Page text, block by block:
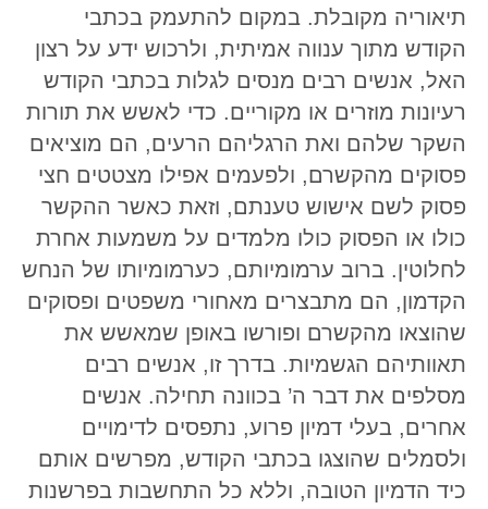
תיאוריה מקובלת. במקום להתעמק בכתבי
הקודש מתוך ענווה אמיתית, ולרכוש ידע על רצון
האל, אנשים רבים מנסים לגלות בכתבי הקודש
רעיונות מוזרים או מקוריים. כדי לאשש את תורות
השקר שלהם ואת הרגליהם הרעים, הם מוציאים
פסוקים מהקשרם, ולפעמים אפילו מצטטים חצי
פסוק לשם אישוש טענתם, וזאת כאשר ההקשר
כולו או הפסוק כולו מלמדים על משמעות אחרת
לחלוטין. ברוב ערמומיותם, כערמומיותו של הנחש
הקדמון, הם מתבצרים מאחורי משפטים ופסוקים
שהוצאו מהקשרם ופורשו באופן שמאשש את
תאוותיהם הגשמיות. בדרך זו, אנשים רבים
מסלפים את דבר ה’ בכוונה תחילה. אנשים
אחרים, בעלי דמיון פרוע, נתפסים לדימויים
ולסמלים שהוצגו בכתבי הקודש, מפרשים אותם
כיד הדמיון הטובה, וללא כל התחשבות בפרשנות